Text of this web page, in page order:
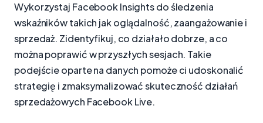
Wykorzystaj Facebook Insights do śledzenia
wskaźników takich jak oglądalność, zaangażowanie i
sprzedaż. Zidentyfikuj, co działało dobrze, a co
można poprawić w przyszłych sesjach. Takie
podejście oparte na danych pomoże ci udoskonalić
strategię i zmaksymalizować skuteczność działań
sprzedażowych Facebook Live.